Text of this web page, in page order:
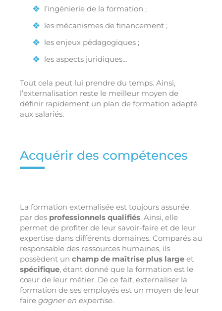
l’ingénierie de la formation ;
les mécanismes de financement ;
les enjeux pédagogiques ;
les aspects juridiques…
Tout cela peut lui prendre du temps. Ainsi,
l’externalisation reste le meilleur moyen de
définir rapidement un plan de formation adapté
aux salariés.
Acquérir des compétences
La formation externalisée est toujours assurée
par des professionnels qualifiés. Ainsi, elle
permet de profiter de leur savoir-faire et de leur
expertise dans différents domaines. Comparés au
responsable des ressources humaines, ils
possèdent un champ de maîtrise plus large et
spécifique, étant donné que la formation est le
cœur de leur métier. De ce fait, externaliser la
formation de ses employés est un moyen de leur
faire gagner en expertise.